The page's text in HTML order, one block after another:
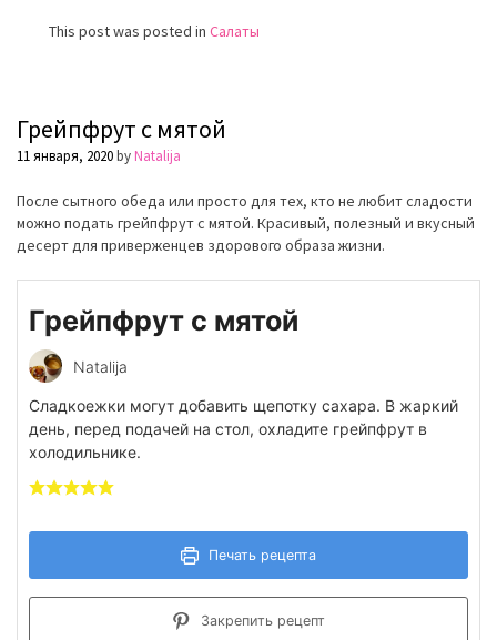
This post was posted in Салаты
Грейпфрут с мятой
11 января, 2020byNatalija
После сытного обеда или просто для тех, кто не любит сладости
можно подать грейпфрут с мятой. Красивый, полезный и вкусный
десерт для приверженцев здорового образа жизни.
Грейпфрут с мятой
Natalija
Сладкоежки могут добавить щепотку сахара. В жаркий
день, перед подачей на стол, охладите грейпфрут в
холодильнике.
Печать рецепта
Закрепить рецепт